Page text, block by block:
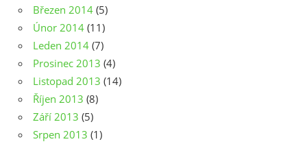
Březen 2014 (5)
Únor 2014 (11)
Leden 2014 (7)
Prosinec 2013 (4)
Listopad 2013 (14)
Říjen 2013 (8)
Září 2013 (5)
Srpen 2013 (1)